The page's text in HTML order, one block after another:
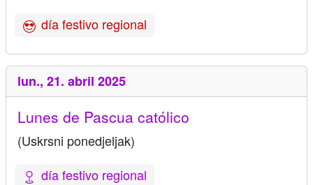
día festivo regional
lun., 21. abril 2025
Lunes de Pascua católico
(Uskrsni ponedjeljak)
día festivo regional